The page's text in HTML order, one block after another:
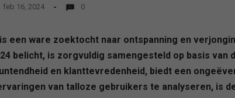
feb 16, 2024 0
een ware zoektocht naar ontspanning en
belicht, is zorgvuldig samengesteld op basis
en klanttevredenheid, biedt een
van talloze gebruikers te analyseren, is